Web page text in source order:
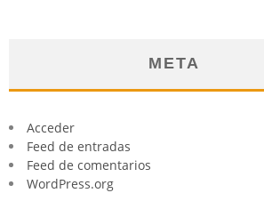
META
Acceder
Feed de entradas
Feed de comentarios
WordPress.org